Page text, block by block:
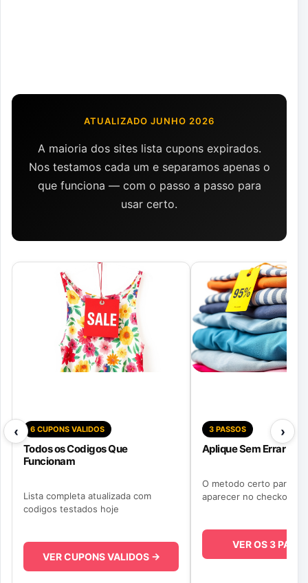
ATUALIZADO JUNHO 2026
A maioria dos sites lista cupons expirados.
Nos testamos cada um e separamos apenas o
que funciona — com o passo a passo para
usar certo.
‹ 6 CUPONS VALIDOS
Todos os Codigos Que
Funcionam
Lista completa atualizada com
codigos testados hoje
VER CUPONS VALIDOS →
3 PASSOS
Aplique Sem Errar
O metodo certo para o
aparecer no checkout
VER OS 3
›